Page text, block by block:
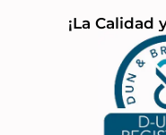
¡La Calidad